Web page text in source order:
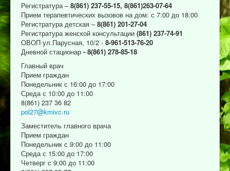
Регистратура –8(861) 237-55-15, 8(861)263-07-64
Прием терапевтических вызовов на дом: с 7:00 до 18:00
Регистратура детская –8(861) 201-27-04
Регистратура женской консультации (861) 237-74-91
ОВОП ул.Парусная, 10/2 - 8-961-513-76-20
Дневной стационар - 8(861) 278-85-18
Главный врач
Прием граждан
Понедельник с 16:00 до 17:00
Среда с 10:00 до 11:00
8(861) 237 36 82
pol27@kmivc.ru
Заместитель главного врача
Прием граждан
Понедельник с 9:00 до 11:00
Среда с 15:00 до 17:00
Четверг с 9:00 до 11:00